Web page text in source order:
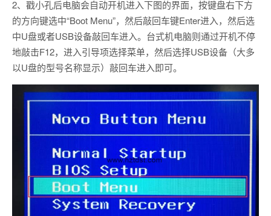
2、戳小孔后电脑会自动开机进入下图的界面，按键盘右下方
的方向键选中“Boot Menu”，然后敲回车键Enter进入，然后选
中U盘或者USB设备敲回车进入。台式机电脑则通过开机不停
地敲击F12，进入引导项选择菜单，然后选择USB设备（大多
以U盘的型号名称显示）敲回车进入即可。